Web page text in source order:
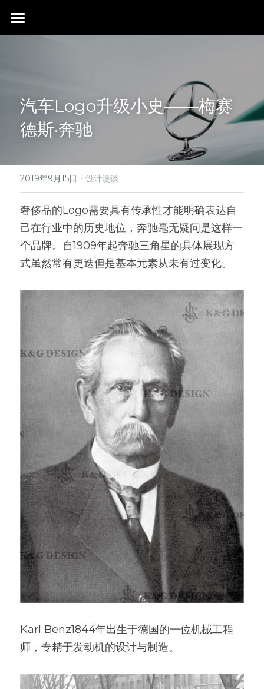
首页
荣膺奖项
联系我们
汽车Logo升级小史——梅赛
德斯·奔驰
2019年9月15日 · 设计漫谈
奢侈品的Logo需要具有传承性才能明确表达自
己在行业中的历史地位，奔驰毫无疑问是这样一
个品牌。自1909年起奔驰三角星的具体展现方
式虽然常有更迭但是基本元素从未有过变化。
Karl Benz1844年出生于德国的一位机械工程
师，专精于发动机的设计与制造。